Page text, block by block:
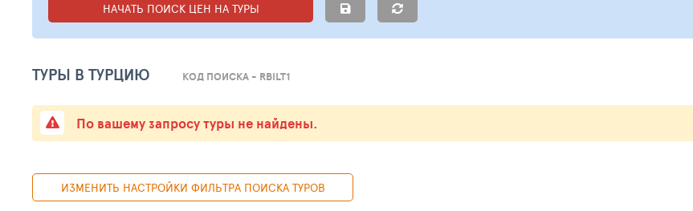
НАЧАТЬ ПОИСК ЦЕН НА ТУРЫ
ТУРЫ В ТУРЦИЮ КОД ПОИСКА - RBILT1
По вашему запросу туры не найдены.
ИЗМЕНИТЬ НАСТРОЙКИ ФИЛЬТРА ПОИСКА ТУРОВ